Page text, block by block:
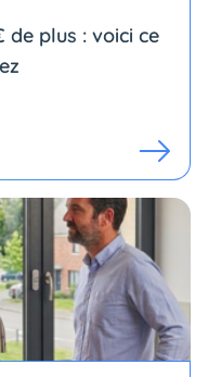
de plus : voici ce